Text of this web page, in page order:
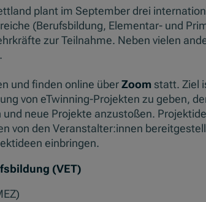
plant im September drei
(Berufsbildung, Elementar- und
zur Teilnahme. Neben vielen
und finden online über Zoom statt. Ziel
von eTwinning-Projekten zu geben,
neue Projekte anzustoßen.
von den Veranstalter:innen
einbringen.
(VET)